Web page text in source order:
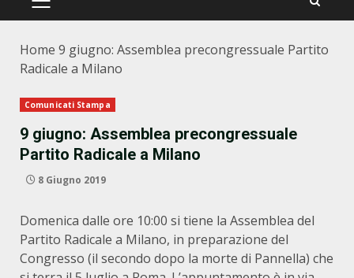
PRIMÄRES
Home 9 giugno: Assemblea precongressuale Partito
Radicale a Milano
Comunicati Stampa
9 giugno: Assemblea precongressuale
Partito Radicale a Milano
8 Giugno 2019
Domenica dalle ore 10:00 si tiene la Assemblea del
Partito Radicale a Milano, in preparazione del
Congresso (il secondo dopo la morte di Pannella) che